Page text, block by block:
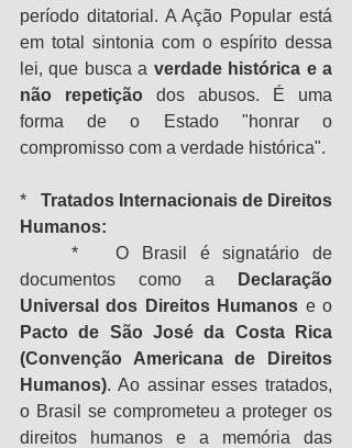
período ditatorial. A Ação Popular está
em total sintonia com o espírito dessa
lei, que busca a verdade histórica e a
não repetição dos abusos. É uma
forma de o Estado "honrar o
compromisso com a verdade histórica".
* Tratados Internacionais de Direitos
Humanos:
*   O Brasil é signatário de
documentos como a
Declaração
Universal dos Direitos Humanos
Pacto de São José da Costa Rica
(Convenção Americana de Direitos
Humanos). Ao assinar esses tratados,
o Brasil se comprometeu a proteger os
direitos humanos e a memória das